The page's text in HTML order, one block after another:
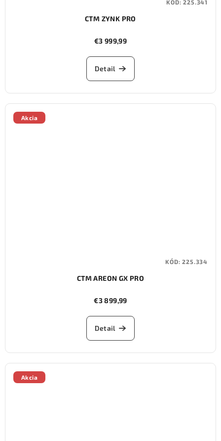
CTM ZYNK PRO
€3 999,99
Detail
KÓD:225.341
Akcia
CTM AREON GX PRO
€3 899,99
Detail
KÓD:225.334
Akcia